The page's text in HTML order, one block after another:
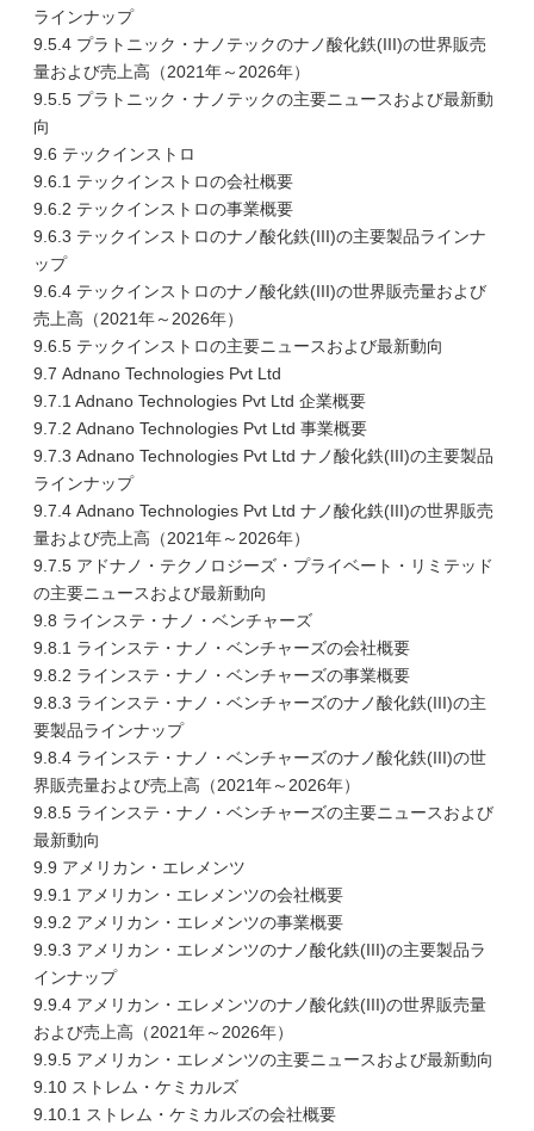
ラインナップ
9.5.4 プラトニック・ナノテックのナノ酸化鉄(III)の世界販売
量および売上高（2021年～2026年）
9.5.5 プラトニック・ナノテックの主要ニュースおよび最新動
向
9.6 テックインストロ
9.6.1 テックインストロの会社概要
9.6.2 テックインストロの事業概要
9.6.3 テックインストロのナノ酸化鉄(III)の主要製品ラインナ
ップ
9.6.4 テックインストロのナノ酸化鉄(III)の世界販売量および
売上高（2021年～2026年）
9.6.5 テックインストロの主要ニュースおよび最新動向
9.7 Adnano Technologies Pvt Ltd
9.7.1 Adnano Technologies Pvt Ltd 企業概要
9.7.2 Adnano Technologies Pvt Ltd 事業概要
9.7.3 Adnano Technologies Pvt Ltd ナノ酸化鉄(III)の主要製品
ラインナップ
9.7.4 Adnano Technologies Pvt Ltd ナノ酸化鉄(III)の世界販売
量および売上高（2021年～2026年）
9.7.5 アドナノ・テクノロジーズ・プライベート・リミテッド
の主要ニュースおよび最新動向
9.8 ラインステ・ナノ・ベンチャーズ
9.8.1 ラインステ・ナノ・ベンチャーズの会社概要
9.8.2 ラインステ・ナノ・ベンチャーズの事業概要
9.8.3 ラインステ・ナノ・ベンチャーズのナノ酸化鉄(III)の主
要製品ラインナップ
9.8.4 ラインステ・ナノ・ベンチャーズのナノ酸化鉄(III)の世
界販売量および売上高（2021年～2026年）
9.8.5 ラインステ・ナノ・ベンチャーズの主要ニュースおよび
最新動向
9.9 アメリカン・エレメンツ
9.9.1 アメリカン・エレメンツの会社概要
9.9.2 アメリカン・エレメンツの事業概要
9.9.3 アメリカン・エレメンツのナノ酸化鉄(III)の主要製品ラ
インナップ
9.9.4 アメリカン・エレメンツのナノ酸化鉄(III)の世界販売量
および売上高（2021年～2026年）
9.9.5 アメリカン・エレメンツの主要ニュースおよび最新動向
9.10 ストレム・ケミカルズ
9.10.1 ストレム・ケミカルズの会社概要